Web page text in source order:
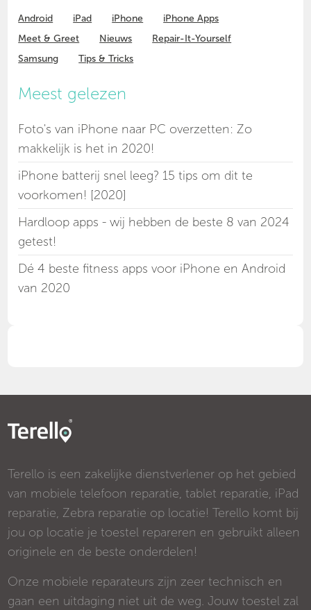
Android iPad iPhone
iPhone Apps
Meet & Greet
Nieuws
Repair-It-Yourself
Samsung
Tips & Tricks
Meest gelezen
Foto's van iPhone naar PC overzetten: Zo
makkelijk is het in 2020!
iPhone batterij snel leeg? 15 tips om dit te
voorkomen! [2020]
Hardloop apps - wij hebben de beste 8 van 2024
getest!
Dé 4 beste fitness apps voor iPhone en Android
van 2020
Terello is een zakelijke dienstverlener op het gebied
van mobiele telefoon reparatie, tablet reparatie, iPad
reparatie, Zebra reparatie op locatie! Terello komt bij
jou op locatie je toestel repareren en gebruikt alleen
originele en de beste onderdelen!
Onze mobiele reparateurs zijn zeer technisch en
gaan een uitdaging niet uit de weg. Jouw toestel zal